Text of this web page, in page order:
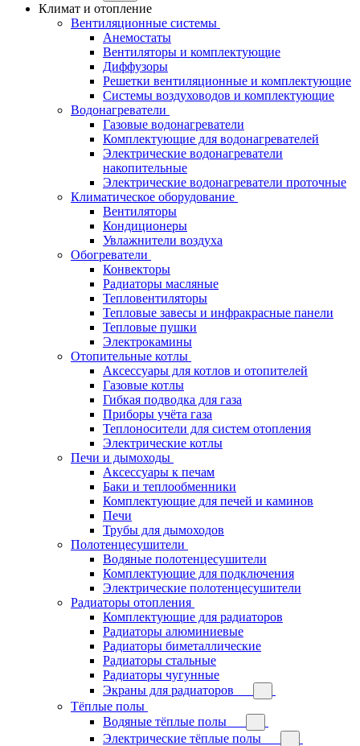
Климат и отопление
Вентиляционные системы
Анемостаты
Вентиляторы и комплектующие
Диффузоры
Решетки вентиляционные и комплектующие
Системы воздуховодов и комплектующие
Водонагреватели
Газовые водонагреватели
Комплектующие для водонагревателей
Электрические водонагреватели
накопительные
Электрические водонагреватели проточные
Климатическое оборудование
Вентиляторы
Кондиционеры
Увлажнители воздуха
Обогреватели
Конвекторы
Радиаторы масляные
Тепловентиляторы
Тепловые завесы и инфракрасные панели
Тепловые пушки
Электрокамины
Отопительные котлы
Аксессуары для котлов и отопителей
Газовые котлы
Гибкая подводка для газа
Приборы учёта газа
Теплоносители для систем отопления
Электрические котлы
Печи и дымоходы
Аксессуары к печам
Баки и теплообменники
Комплектующие для печей и каминов
Печи
Трубы для дымоходов
Полотенцесушители
Водяные полотенцесушители
Комплектующие для подключения
Электрические полотенцесушители
Радиаторы отопления
Комплектующие для радиаторов
Радиаторы алюминиевые
Радиаторы биметаллические
Радиаторы стальные
Радиаторы чугунные
Экраны для радиаторов
Тёплые полы
Водяные тёплые полы
Электрические тёплые полы